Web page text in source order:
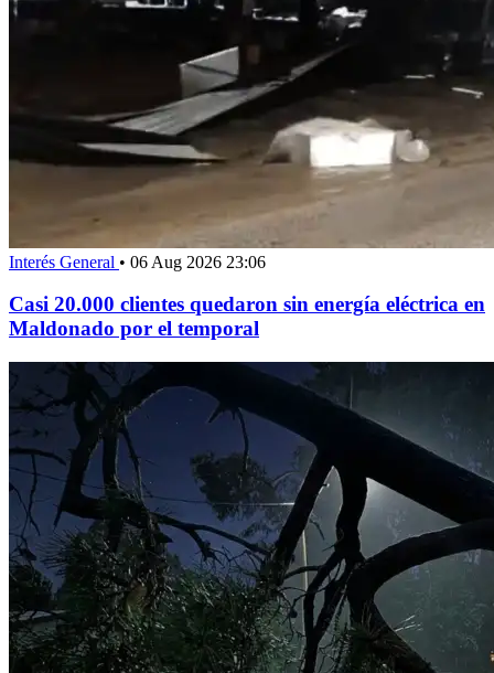
Interés General • 06 Aug 2026 23:06
Casi 20.000 clientes quedaron sin energía eléctrica en
Maldonado por el temporal